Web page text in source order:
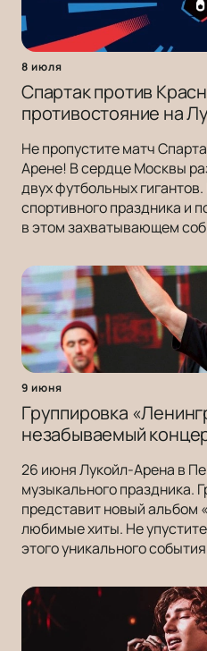
8 июля
Спартак против
противостояние на
Не пропустите матч
Арене! В сердце Москвы
двух футбольных
спортивного праздника и
в этом захватывающем
9 июня
Группировка
незабываемый
26 июня Лукойл-Арена в
музыкального праздника.
представит новый альбом
любимые хиты. Не
этого уникального